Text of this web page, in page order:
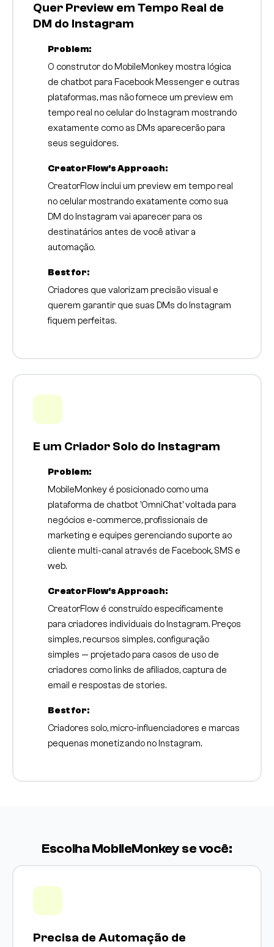
Quer Preview em Tempo Real de
DM do Instagram
Problem:
O construtor do MobileMonkey mostra lógica
de chatbot para Facebook Messenger e outras
plataformas, mas não fornece um preview em
tempo real no celular do Instagram mostrando
exatamente como as DMs aparecerão para
seus seguidores.
CreatorFlow's Approach:
CreatorFlow inclui um preview em tempo real
no celular mostrando exatamente como sua
DM do Instagram vai aparecer para os
destinatários antes de você ativar a
automação.
Best for:
Criadores que valorizam precisão visual e
querem garantir que suas DMs do Instagram
fiquem perfeitas.
E um Criador Solo do Instagram
Problem:
MobileMonkey é posicionado como uma
plataforma de chatbot 'OmniChat' voltada para
negócios e-commerce, profissionais de
marketing e equipes gerenciando suporte ao
cliente multi-canal através de Facebook, SMS e
web.
CreatorFlow's Approach:
CreatorFlow é construído especificamente
para criadores individuais do Instagram. Preços
simples, recursos simples, configuração
simples — projetado para casos de uso de
criadores como links de afiliados, captura de
email e respostas de stories.
Best for:
Criadores solo, micro-influenciadores e marcas
pequenas monetizando no Instagram.
Escolha MobileMonkey se você:
Precisa de Automação de